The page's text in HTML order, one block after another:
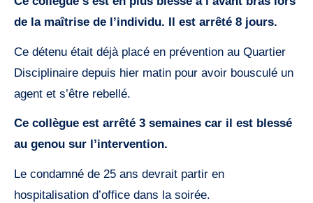
de la maîtrise de l’individu. Il est arrêté 8 jours.
Ce détenu était déjà placé en prévention au Quartier
Disciplinaire depuis hier matin pour avoir bousculé un
agent et s’être rebellé.
Ce collègue est arrêté 3 semaines car il est blessé
au genou sur l’intervention.
Le condamné de 25 ans devrait partir en
hospitalisation d’office dans la soirée.